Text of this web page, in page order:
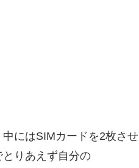
にはSIMカードを2枚させ
りあえず自分の